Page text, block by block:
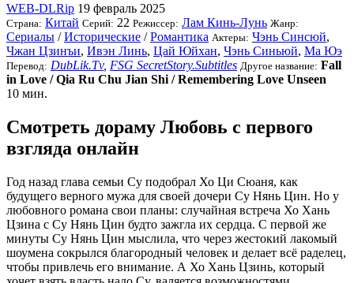
WEB-DLRip 19 февраль 2025
Страна: Китай Серий: 22 Режиссер: Лам Кинь-Лунь Жанр:
Сериалы /Исторические /Романтика Актеры: Чэнь Синсюй,
Чжан Цзинъи, Ивэн Линь, Цай Юйхан, Чэнь Синьюй, Ма Юэ
Перевод: DubLik.Tv, FSG SecretStory.Subtitles Другое название: Fall
in Love / Qia Ru Chu Jian Shi / Remembering Love Unseen
10 мин.
Смотреть дораму Любовь с первого
взгляда онлайн
Год назад глава семьи Су подобрал Хо Ци Сюаня, как
будущего верного мужа для своей дочери Су Нянь Цин. Но у
любовного романа свои планы: случайная встреча Хо Хань
Цзина с Су Нянь Цин будто зажгла их сердца. С первой же
минуты Су Нянь Цин мыслила, что через жестокий лакомый
шоумена сокрылся благородный человек и делает всё раделец,
чтобы привлечь его внимание. А Хо Хань Цзинь, который